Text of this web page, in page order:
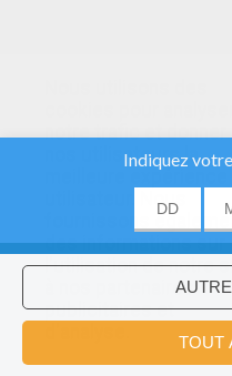
notre trafic et donner
nos utilisateurs la
meilleure expérience
utilisateur. Nous
fournissons
des informations sur
l'utilisation de notre
à nos partenaires
publicitaires et
Voulez-vous